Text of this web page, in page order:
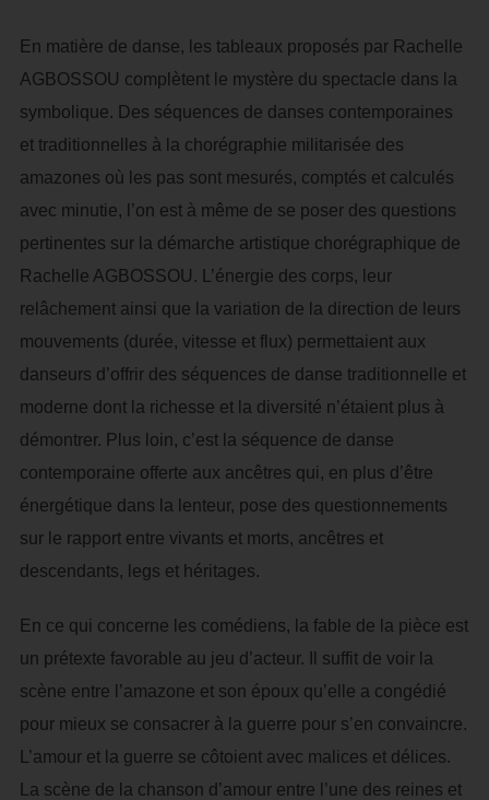
En matière de danse, les tableaux proposés par Rachelle
AGBOSSOU complètent le mystère du spectacle dans la
symbolique. Des séquences de danses contemporaines
et traditionnelles à la chorégraphie militarisée des
amazones où les pas sont mesurés, comptés et calculés
avec minutie, l’on est à même de se poser des questions
pertinentes sur la démarche artistique chorégraphique de
Rachelle AGBOSSOU. L’énergie des corps, leur
relâchement ainsi que la variation de la direction de leurs
mouvements (durée, vitesse et flux) permettaient aux
danseurs d’offrir des séquences de danse traditionnelle et
moderne dont la richesse et la diversité n’étaient plus à
démontrer. Plus loin, c’est la séquence de danse
contemporaine offerte aux ancêtres qui, en plus d’être
énergétique dans la lenteur, pose des questionnements
sur le rapport entre vivants et morts, ancêtres et
descendants, legs et héritages.
En ce qui concerne les comédiens, la fable de la pièce est
un prétexte favorable au jeu d’acteur. Il suffit de voir la
scène entre l’amazone et son époux qu’elle a congédié
pour mieux se consacrer à la guerre pour s’en convaincre.
L’amour et la guerre se côtoient avec malices et délices.
La scène de la chanson d’amour entre l’une des reines et